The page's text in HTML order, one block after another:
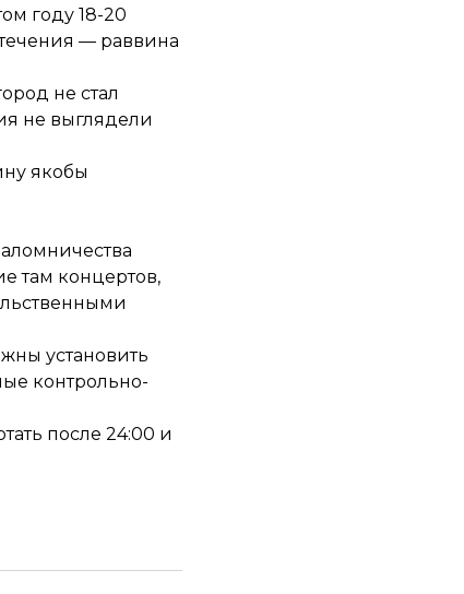
году 18-20
— раввина
не стал
не выглядели
якобы
там концертов,
установить
контрольно-
после 24:00 и